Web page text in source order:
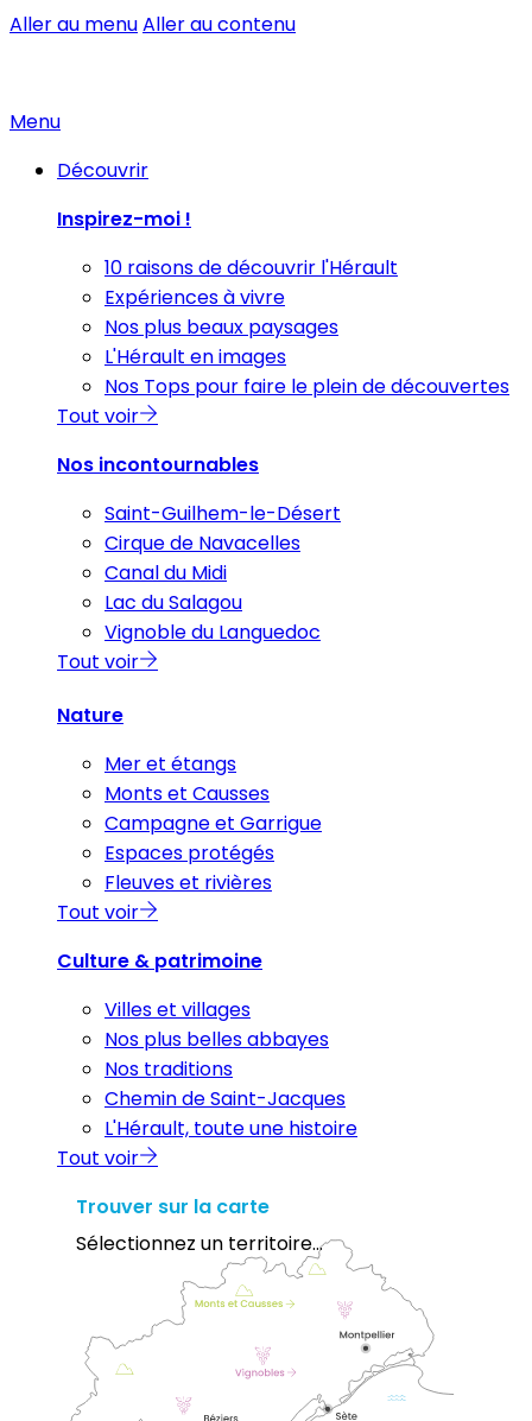
Aller au menuAller au contenu
Menu
Découvrir
Inspirez-moi !
10 raisons de découvrir l'Hérault
Expériences à vivre
Nos plus beaux paysages
L'Hérault en images
Nos Tops pour faire le plein de découvertes
Tout voir
Nos incontournables
Saint-Guilhem-le-Désert
Cirque de Navacelles
Canal du Midi
Lac du Salagou
Vignoble du Languedoc
Tout voir
Nature
Mer et étangs
Monts et Causses
Campagne et Garrigue
Espaces protégés
Fleuves et rivières
Tout voir
Culture & patrimoine
Villes et villages
Nos plus belles abbayes
Nos traditions
Chemin de Saint-Jacques
L'Hérault, toute une histoire
Tout voir
Trouver sur la carte
Sélectionnez un territoire...